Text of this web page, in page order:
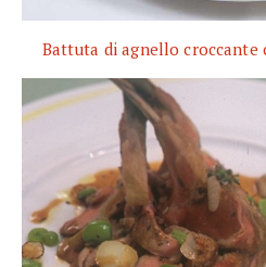
Battuta di agnello croccante